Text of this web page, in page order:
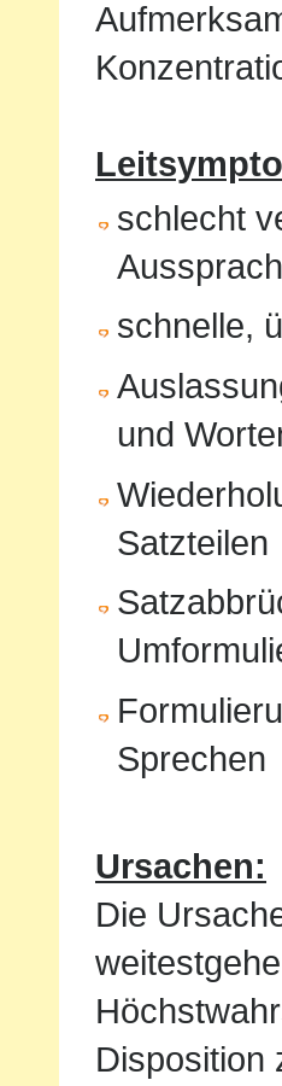
schlecht
schnelle,
und
Satzteilen
Sprechen
Ursachen:
Die
Disposition